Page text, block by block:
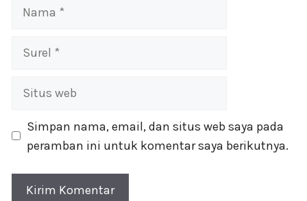
Nama
Surel
Situs
Simpan nama, email, dan situs web saya pada
peramban ini untuk komentar saya berikutnya.